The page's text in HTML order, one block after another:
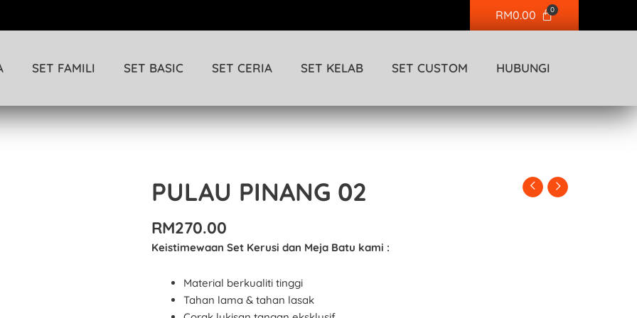
RM0.00 0
Cart
SET FAMILI SET BASIC SET CERIA SET KELAB SET CUSTOM HUBUNGI
PULAU PINANG 02
RM270.00
Keistimewaan Set Kerusi dan Meja Batu kami :
Material berkualiti tinggi
Tahan lama & tahan lasak
PULAU
PINANG
quantity